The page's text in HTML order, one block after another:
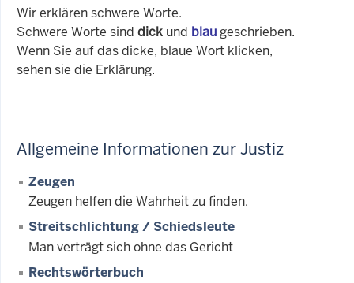
Wir erklären schwere Worte.
Schwere Worte sind dick und blaugeschrieben.
Wenn Sie auf das dicke, blaue Wort klicken,
sehen sie die Erklärung.
Allgemeine Informationen zur Justiz
Zeugen
Zeugen helfen die Wahrheit zu finden.
Streitschlichtung / Schiedsleute
Man verträgt sich ohne das Gericht
Rechtswörterbuch